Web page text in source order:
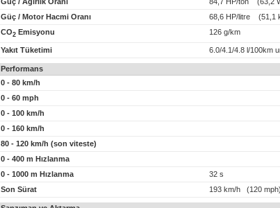
Güç / Motor Hacmi Oranı
68,6 HP/litre (51,1
CO2 Emisyonu 126 g/km
Yakıt Tüketimi 6.0/4.1/4.8 l/100km
Performans
0 - 80 km/h
0 - 60 mph
0 - 100 km/h
0 - 160 km/h
80 - 120 km/h (son viteste)
0 - 400 m Hızlanma
0 - 1000 m Hızlanma
32 s
Son Sürat
193 km/h (120 mph)